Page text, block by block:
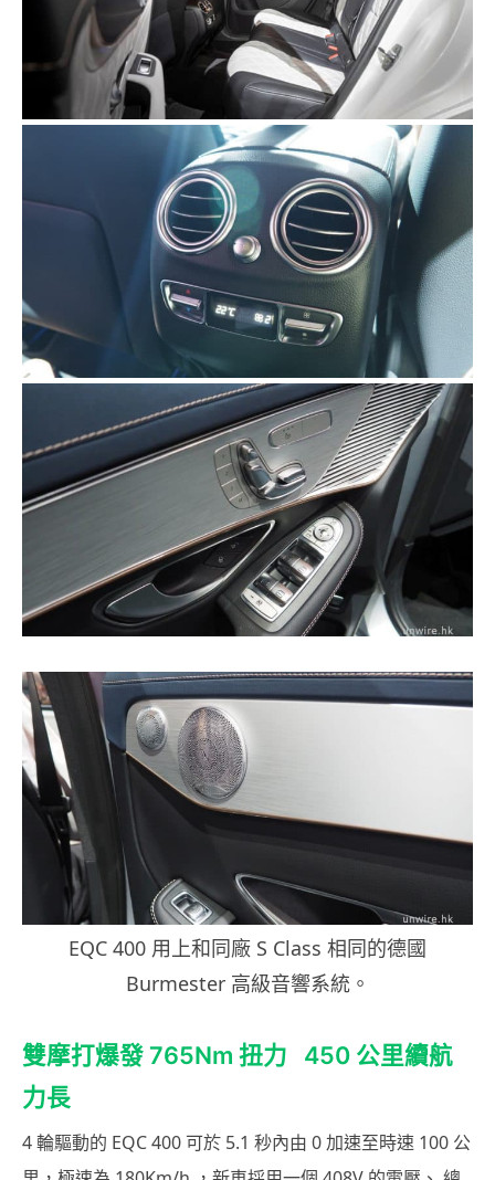
EQC 400 用上和同廠 S Class 相同的德國
Burmester 高級音響系統。
雙摩打爆發 765Nm 扭力 450 公里續航
力長
4 輪驅動的 EQC 400 可於 5.1 秒內由 0 加速至時速 100 公